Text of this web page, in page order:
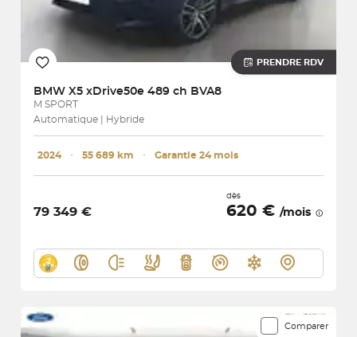
PRENDRE RDV
BMW X5 xDrive50e 489 ch BVA8
M SPORT
Automatique | Hybride
2024 ･ 55 689 km ･ Garantie 24 mois
79 349 €
dès
620 € /mois
Comparer